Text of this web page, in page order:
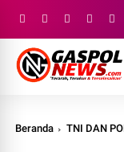
Beranda TNI DAN